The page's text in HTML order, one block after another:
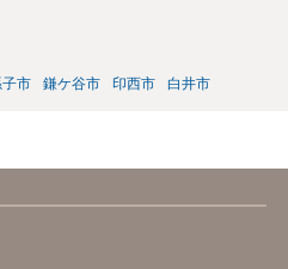
市 鎌ケ谷市 印西市 白井市